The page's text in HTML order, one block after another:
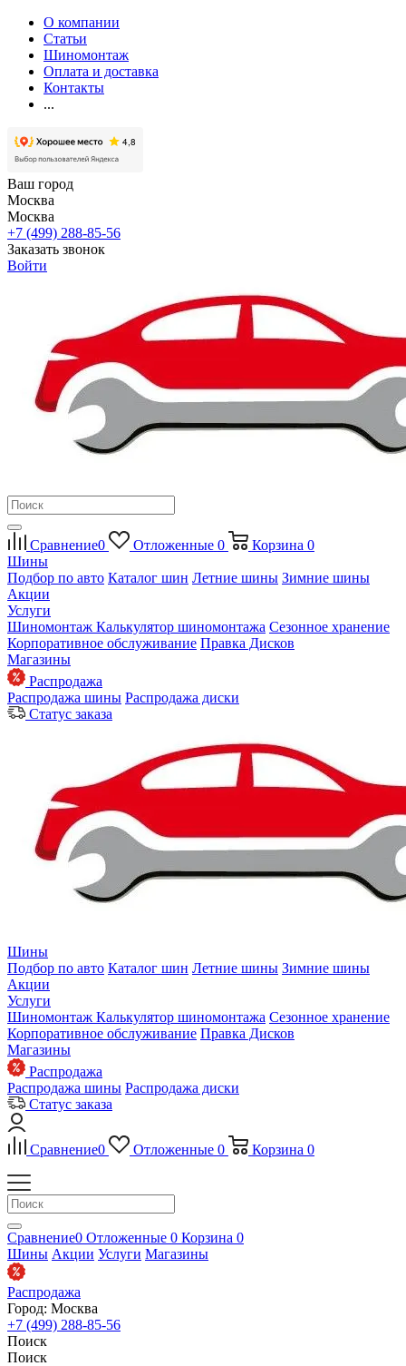
О компании
Статьи
Шиномонтаж
Оплата и доставка
Контакты
...
Ваш город
Москва
Москва
+7 (499) 288-85-56
Заказать звонок
Войти
Сравнение0 Отложенные 0 Корзина 0
Шины
Подбор по авто Каталог шин Летние шины Зимние шины
Акции
Услуги
Шиномонтаж Калькулятор шиномонтажа Сезонное хранение
Корпоративное обслуживание Правка Дисков
Магазины
Распродажа
Распродажа шины Распродажа диски
Статус заказа
Шины
Подбор по авто Каталог шин Летние шины Зимние шины
Акции
Услуги
Шиномонтаж Калькулятор шиномонтажа Сезонное хранение
Корпоративное обслуживание Правка Дисков
Магазины
Распродажа
Распродажа шины Распродажа диски
Статус заказа
Сравнение0 Отложенные 0 Корзина 0
Сравнение0 Отложенные 0 Корзина 0
Шины Акции Услуги Магазины
Распродажа
Город: Москва
+7 (499) 288-85-56
Поиск
Поиск